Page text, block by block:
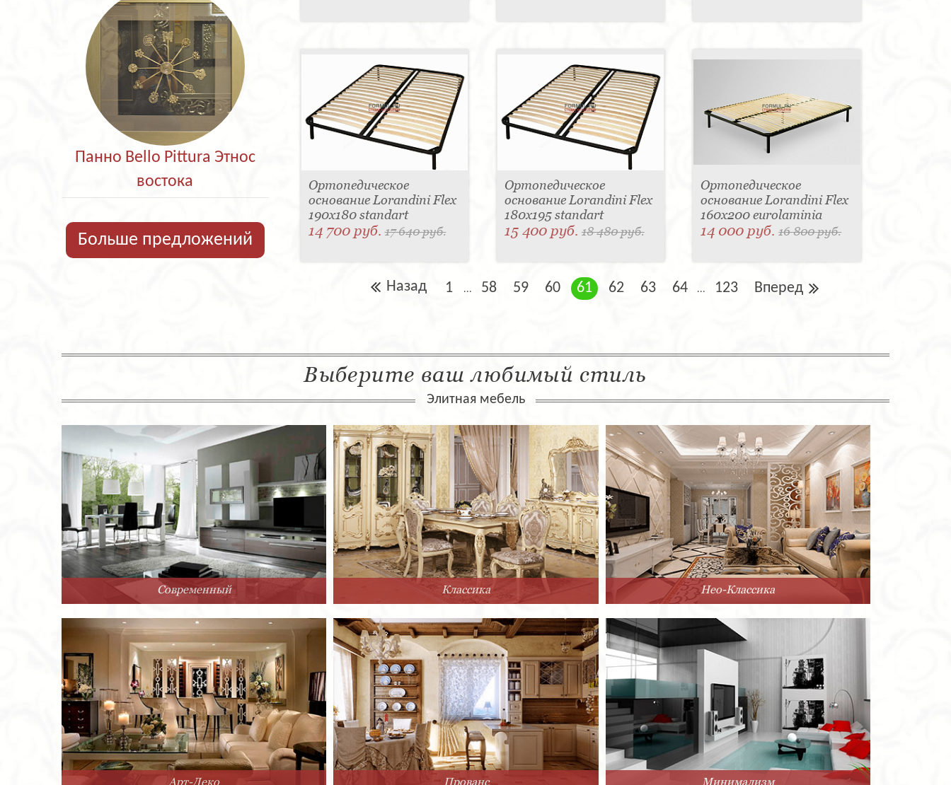
Панно Bello Pittura Этнос
востока
Больше предложений
Ортопедическое
основание Lorandini Flex
190x180 standart
14 700 руб.17 640 руб.
Ортопедическое
основание Lorandini Flex
180x195 standart
15 400 руб. 18 480 руб.
Ортопедическое
основание Lorandini Flex
160x200 eurolaminia
14 000 руб.16 800 руб.
Назад 1 ... 58 59 60 61 62 63 64 ... 123 Вперед
Выберите ваш любимый стиль
Элитная мебель
Современный Классика Нео-Классика
Арт-Деко Прованс Минимализм